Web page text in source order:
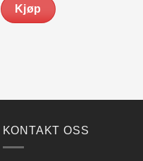
Kjøp
KONTAKT OSS